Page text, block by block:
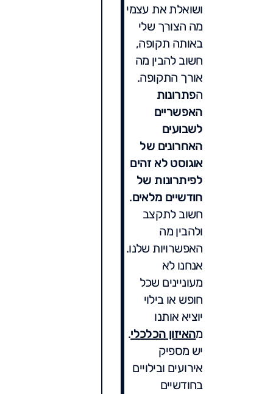
ושואלת את עצמי
מה הצורך שלי
באותה תקופה,
חשוב להבין מה
אורך התקופה.
הפתרונות
האפשריים
לשבועים
האחרונים של
אוגוסט לא זהים
לפיתרונות של
חודשיים מלאים.
חשוב לתקצב
ולהבין מה
האפשרויות שלנו.
אנחנו לא
מעוניינים שכל
חופש או בילוי
יוציא אותנו
מהאיזון הכלכלי.
יש מספיק
אירועים ובילויים
בחודשיים